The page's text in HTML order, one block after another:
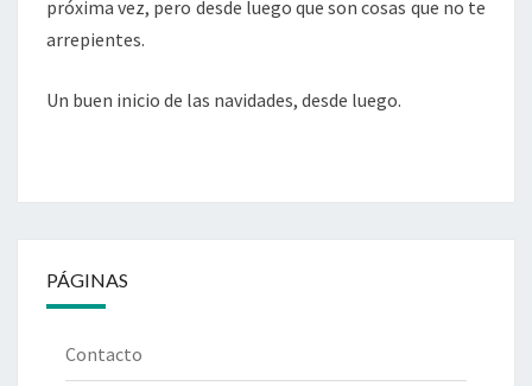
próxima vez, pero desde luego que son cosas que no te
arrepientes.
Un buen inicio de las navidades, desde luego.
PÁGINAS
Contacto